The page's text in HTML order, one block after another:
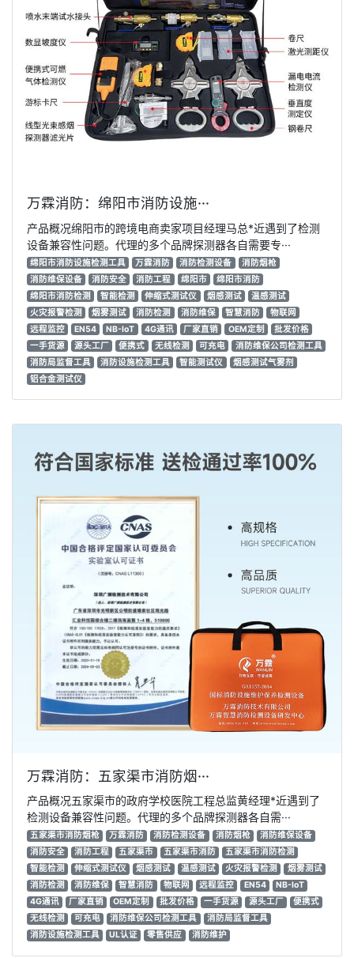
万霖消防：绵阳市消防设施···
产品概况绵阳市的跨境电商卖家项目经理马总*近遇到了检测
设备兼容性问题。代理的多个品牌探测器各自需要专···
绵阳市消防设施检测工具 万霖消防 消防检测设备
消防烟枪
消防维保设备
消防安全 消防工程 绵阳市
绵阳市消防
绵阳市消防检测
智能检测 伸缩式测试仪 烟感测试
温感测试
火灾报警检测
烟雾测试 消防检测 消防维保 智慧消防
物联网
远程监控
EN54 NB-IoT 4G通讯 厂家直销 OEM定制
批发价格
一手货源
源头工厂 便携式 无线检测 可充电
消防维保公司检测工具
消防局监督工具
消防设施检测工具 智能测试仪
烟感测试气雾剂
铝合金测试仪
万霖消防：五家渠市消防烟···
产品概况五家渠市的政府学校医院工程总监黄经理*近遇到了
检测设备兼容性问题。代理的多个品牌探测器各自需···
五家渠市消防烟枪 万霖消防 消防检测设备 消防烟枪
消防维保设备
消防安全
消防工程 五家渠市 五家渠市消防
五家渠市消防检测
智能检测
伸缩式测试仪 烟感测试 温感测试 火灾报警检测
烟雾测试
消防检测
消防维保 智慧消防 物联网 远程监控 EN54
NB-IoT
4G通讯
厂家直销 OEM定制 批发价格 一手货源 源头工厂
便携式
无线检测
可充电 消防维保公司检测工具
消防局监督工具
消防设施检测工具
UL认证 零售供应 消防维护